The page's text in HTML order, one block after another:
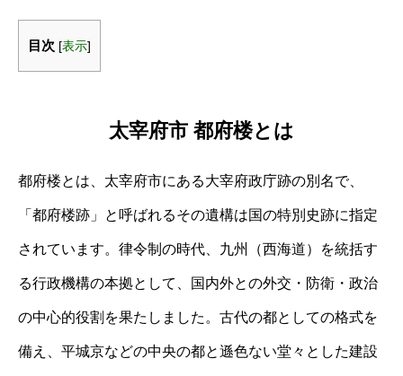
目次 [表示]
太宰府市 都府楼とは
都府楼とは、太宰府市にある大宰府政庁跡の別名で、
「都府楼跡」と呼ばれるその遺構は国の特別史跡に指定
されています。律令制の時代、九州（西海道）を統括す
る行政機構の本拠として、国内外との外交・防衛・政治
の中心的役割を果たしました。古代の都としての格式を
備え、平城京などの中央の都と遜色ない堂々とした建設